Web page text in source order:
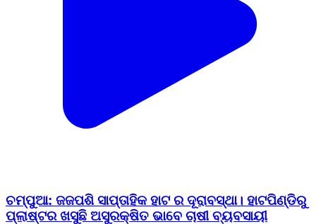
ଚମ୍ପୁଆ: ଜଜପଶି ସାପ୍ତାହିକ ହାଟ ର ଦୂରାବସ୍ଥା। ହାଟପିଣ୍ଡିରୁ
ପ୍ଲାଷ୍ଟର ଖସୁଛି ଅସୁରକ୍ଷିତ ଭାବେ ଚାଷୀ ବ୍ୟବସାୟୀ